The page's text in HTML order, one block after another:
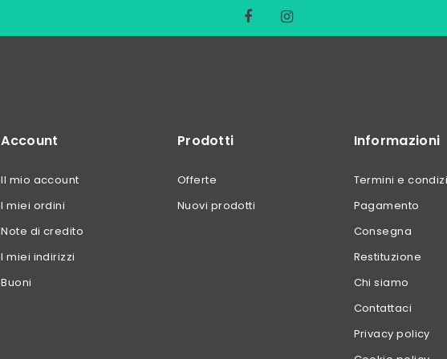
Account
Il mio account
I miei ordini
Note di credito
I miei indirizzi
Buoni
Prodotti
Offerte
Nuovi prodotti
Informazioni
Termini e
Pagamento
Consegna
Restituzione
Chi siamo
Contattaci
Privacy policy